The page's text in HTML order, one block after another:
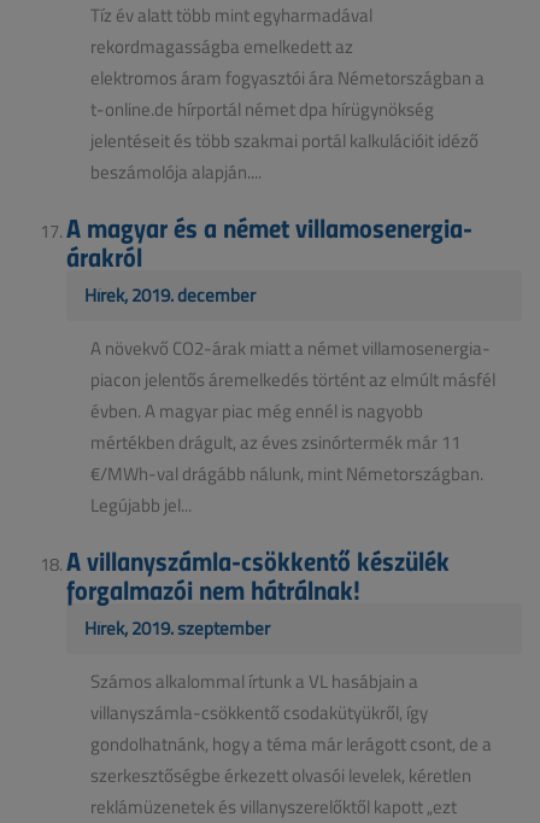
Tíz év alatt több mint egyharmadával
rekordmagasságba emelkedett az
elektromos áram fogyasztói ára Németországban a
t-online.de hírportál német dpa hírügynökség
jelentéseit és több szakmai portál kalkulációit idéző
beszámolója alapján....
A magyar és a német villamosenergia-
árakról
Hírek, 2019. december
A növekvő CO2-árak miatt a német villamosenergia-
piacon jelentős áremelkedés történt az elmúlt másfél
évben. A magyar piac még ennél is nagyobb
mértékben drágult, az éves zsinórtermék már 11
€/MWh-val drágább nálunk, mint Németországban.
Legújabb jel...
A villanyszámla-csökkentő készülék
forgalmazói nem hátrálnak!
Hírek, 2019. szeptember
Számos alkalommal írtunk a VL hasábjain a
villanyszámla-csökkentő csodakütyükről, így
gondolhatnánk, hogy a téma már lerágott csont, de a
szerkesztőségbe érkezett olvasói levelek, kéretlen
reklámüzenetek és villanyszerelőktől kapott „ezt